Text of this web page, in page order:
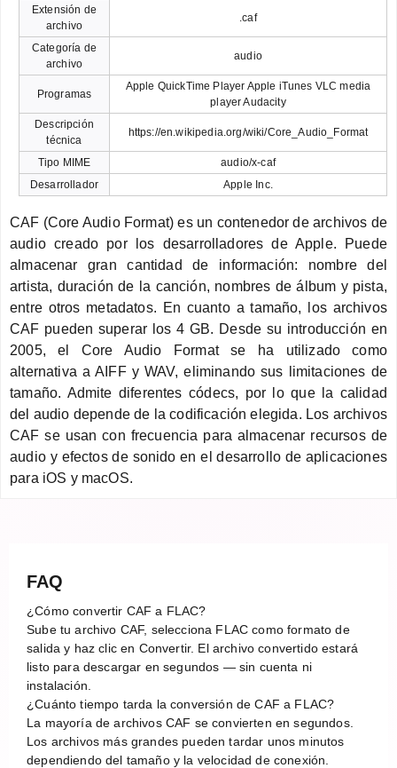
Extensión de
archivo
.caf
Categoría de
archivo
audio
Programas
Apple QuickTime Player Apple iTunes VLC media
player Audacity
Descripción
técnica
https://en.wikipedia.org/wiki/Core_Audio_Format
Tipo MIME
audio/x-caf
Desarrollador
Apple Inc.
CAF (Core Audio Format) es un contenedor de archivos de
audio creado por los desarrolladores de Apple. Puede
almacenar gran cantidad de información: nombre del
artista, duración de la canción, nombres de álbum y pista,
entre otros metadatos. En cuanto a tamaño, los archivos
CAF pueden superar los 4 GB. Desde su introducción en
2005, el Core Audio Format se ha utilizado como
alternativa a AIFF y WAV, eliminando sus limitaciones de
tamaño. Admite diferentes códecs, por lo que la calidad
del audio depende de la codificación elegida. Los archivos
CAF se usan con frecuencia para almacenar recursos de
audio y efectos de sonido en el desarrollo de aplicaciones
para iOS y macOS.
FAQ
¿Cómo convertir CAF a FLAC?
Sube tu archivo CAF, selecciona FLAC como formato de
salida y haz clic en Convertir. El archivo convertido estará
listo para descargar en segundos — sin cuenta ni
instalación.
¿Cuánto tiempo tarda la conversión de CAF a FLAC?
La mayoría de archivos CAF se convierten en segundos.
Los archivos más grandes pueden tardar unos minutos
dependiendo del tamaño y la velocidad de conexión.